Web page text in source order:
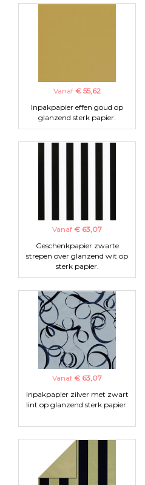
Vanaf € 55,62
Inpakpapier effen goud op
glanzend sterk papier.
Vanaf € 63,07
Geschenkpapier zwarte
strepen over glanzend wit op
sterk papier.
Vanaf € 63,07
Inpakpapier zilver met zwart
lint op glanzend sterk papier.